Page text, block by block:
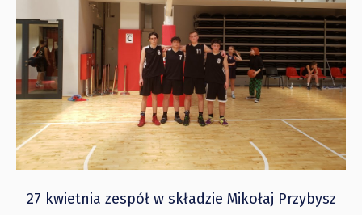
27 kwietnia zespół w składzie Mikołaj Przybysz